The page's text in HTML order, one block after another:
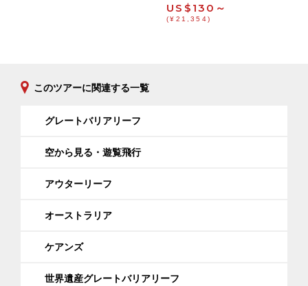
US$130～
(¥21,354)
このツアーに関連する一覧
グレートバリアリーフ
空から見る・遊覧飛行
アウターリーフ
オーストラリア
ケアンズ
世界遺産グレートバリアリーフ